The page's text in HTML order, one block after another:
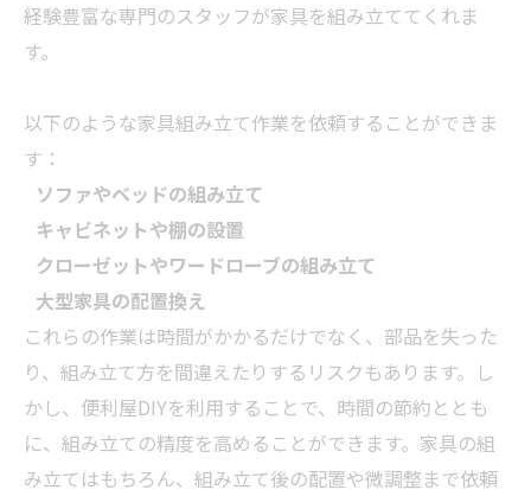
経験豊富な専門のスタッフが家具を組み立ててくれま
す。
以下のような家具組み立て作業を依頼することができま
す：
ソファやベッドの組み立て
キャビネットや棚の設置
クローゼットやワードローブの組み立て
大型家具の配置換え
これらの作業は時間がかかるだけでなく、部品を失った
り、組み立て方を間違えたりするリスクもあります。し
かし、便利屋DIYを利用することで、時間の節約ととも
に、組み立ての精度を高めることができます。家具の組
み立てはもちろん、組み立て後の配置や微調整まで依頼